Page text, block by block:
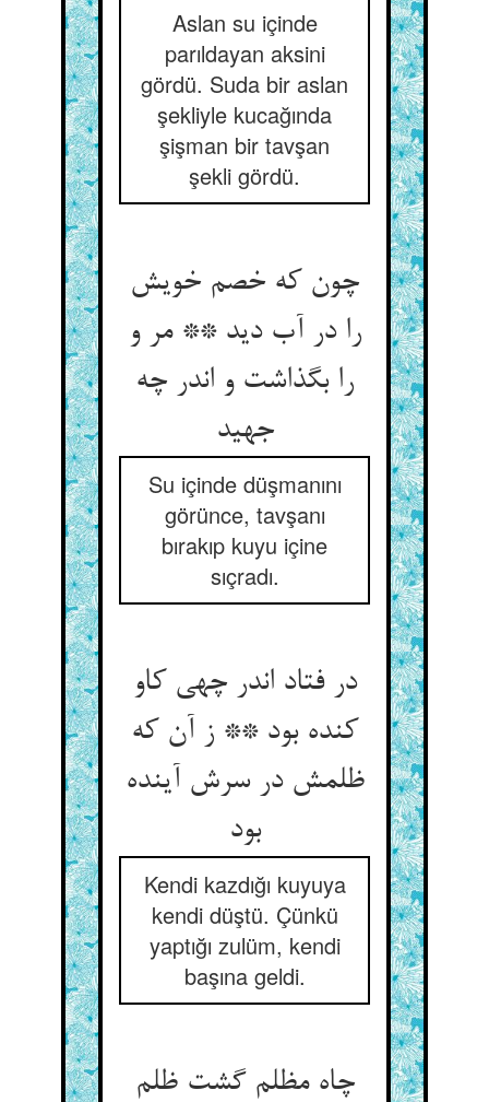
Aslan su içinde
parıldayan aksini
gördü. Suda bir aslan
şekliyle kucağında
şişman bir tavşan
şekli gördü.
چون که خصم خویش
را در آب دید ** مر و
را بگذاشت و اندر چه
جهید
Su içinde düşmanını
görünce, tavşanı
bırakıp kuyu içine
sıçradı.
در فتاد اندر چهی کاو
کنده بود ** ز آن که
ظلمش در سرش آینده
بود
Kendi kazdığı kuyuya
kendi düştü. Çünkü
yaptığı zulüm, kendi
başına geldi.
چاه مظلم گشت ظلم